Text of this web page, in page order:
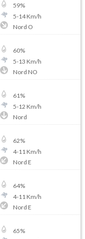
59%
5-14Km/h
Nord O
60%
5-13 Km/h
Nord NO
61%
5-12 Km/h
Nord
62%
4-11 Km/h
Nord E
64%
4-11 Km/h
Nord E
65%